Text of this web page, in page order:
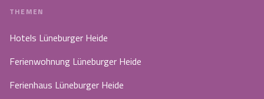
THEMEN
Hotels Lüneburger Heide
Ferienwohnung Lüneburger Heide
Ferienhaus Lüneburger Heide